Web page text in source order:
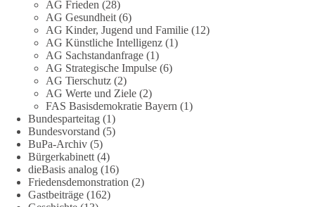
👉 Hier weiterlesen: https://diebasis-
partei.de/2026/07/grundrechte-der-natur-ein-angriff-auf-das-
grundgesetz/
🟩🟩🟦🟦🟥🟥🟧🟧
Es ging weniger um fertige Antworten als um eine Debatte
darüber, wie Freiheit, Verantwortung, Naturschutz und
Grundrechte in einer demokratischen Gesellschaft künftig
miteinander in Einklang gebracht werden können.
#dieBasis #natur #grundrechte
AG Frieden (28)
AG Gesundheit (6)
AG Kinder, Jugend und Familie (12)
AG Künstliche Intelligenz (1)
AG Sachstandanfrage (1)
AG Strategische Impulse (6)
AG Tierschutz (2)
AG Werte und Ziele (2)
FAS Basisdemokratie Bayern (1)
Bundesparteitag (1)
Bundesvorstand (5)
BuPa-Archiv (5)
Bürgerkabinett (4)
dieBasis analog (16)
Friedensdemonstration (2)
Gastbeiträge (162)